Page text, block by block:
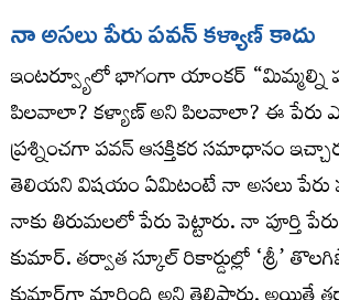
నా అసలు పేరు పవన్ కళ్యాణ్ కాదు
ఇంటర్వ్యూలో భాగంగా యాంకర్ “మిమ్మల్ని
పిలవాలా? కళ్యాణ్ అని పిలవాలా? ఈ పేరు
ప్రశ్నించగా పవన్ ఆసక్తికర సమాధానం
తెలియని విషయం ఏమిటంటే నా అసలు పేరు
నాకు తిరుమలలో పేరు పెట్టారు. నా పూర్తి
కుమార్. తర్వాత స్కూల్ రికార్డుల్లో ‘శ్రీ’